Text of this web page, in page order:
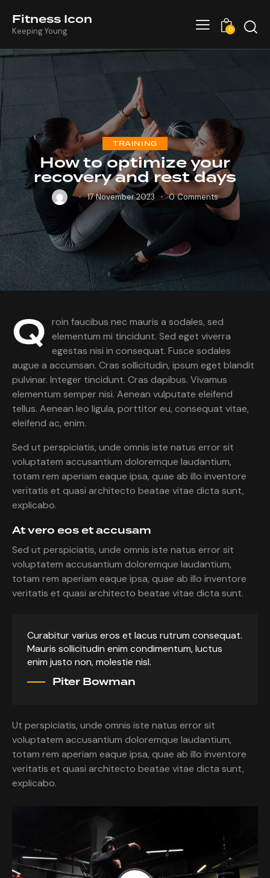
Fitness Icon
Keeping Young 0
TRAINING
How to optimize your
recovery and rest days
17 November 2023 0 Comments
Q roin faucibus nec mauris a sodales, sed
elementum mi tincidunt. Sed eget viverra
egestas nisi in consequat. Fusce sodales
augue a accumsan. Cras sollicitudin, ipsum eget blandit
pulvinar. Integer tincidunt. Cras dapibus. Vivamus
elementum semper nisi. Aenean vulputate eleifend
tellus. Aenean leo ligula, porttitor eu, consequat vitae,
eleifend ac, enim.
Sed ut perspiciatis, unde omnis iste natus error sit
voluptatem accusantium doloremque laudantium,
totam rem aperiam eaque ipsa, quae ab illo inventore
veritatis et quasi architecto beatae vitae dicta sunt,
explicabo.
At vero eos et accusam
Sed ut perspiciatis, unde omnis iste natus error sit
voluptatem accusantium doloremque laudantium,
totam rem aperiam eaque ipsa, quae ab illo inventore
veritatis et quasi architecto beatae vitae dicta sunt.
Curabitur varius eros et lacus rutrum consequat.
Mauris sollicitudin enim condimentum, luctus
enim justo non, molestie nisl.
Piter Bowman
Ut perspiciatis, unde omnis iste natus error sit
voluptatem accusantium doloremque laudantium,
totam rem aperiam eaque ipsa, quae ab illo inventore
veritatis et quasi architecto beatae vitae dicta sunt,
explicabo.